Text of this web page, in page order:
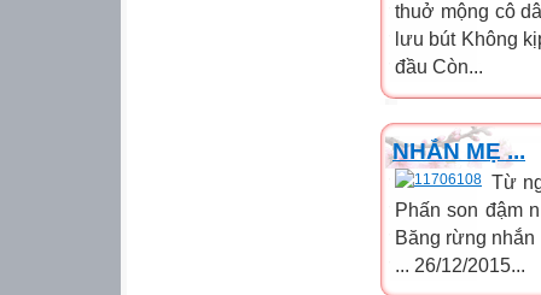
thuở mộng cô
lưu bút Không
đầu Còn...
NHẮN MẸ ...
Từ
Phấn son đậm
Băng rừng
... 26/12/2015...